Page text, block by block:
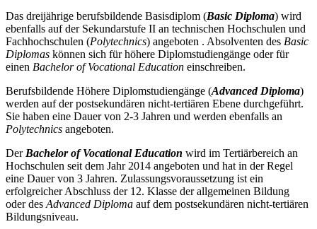
Das dreijährige berufsbildende Basisdiplom (Basic Diploma) wird
ebenfalls auf der Sekundarstufe II an technischen Hochschulen und
Fachhochschulen (Polytechnics) angeboten . Absolventen des Basic
Diplomas können sich für höhere Diplomstudiengänge oder für
einen Bachelor of Vocational Education einschreiben.
Berufsbildende Höhere Diplomstudiengänge (Advanced Diploma)
werden auf der postsekundären nicht-tertiären Ebene durchgeführt.
Sie haben eine Dauer von 2-3 Jahren und werden ebenfalls an
Polytechnics angeboten.
Der Bachelor of Vocational Education wird im Tertiärbereich an
Hochschulen seit dem Jahr 2014 angeboten und hat in der Regel
eine Dauer von 3 Jahren. Zulassungsvoraussetzung ist ein
erfolgreicher Abschluss der 12. Klasse der allgemeinen Bildung
oder des Advanced Diploma auf dem postsekundären nicht-tertiären
Bildungsniveau.